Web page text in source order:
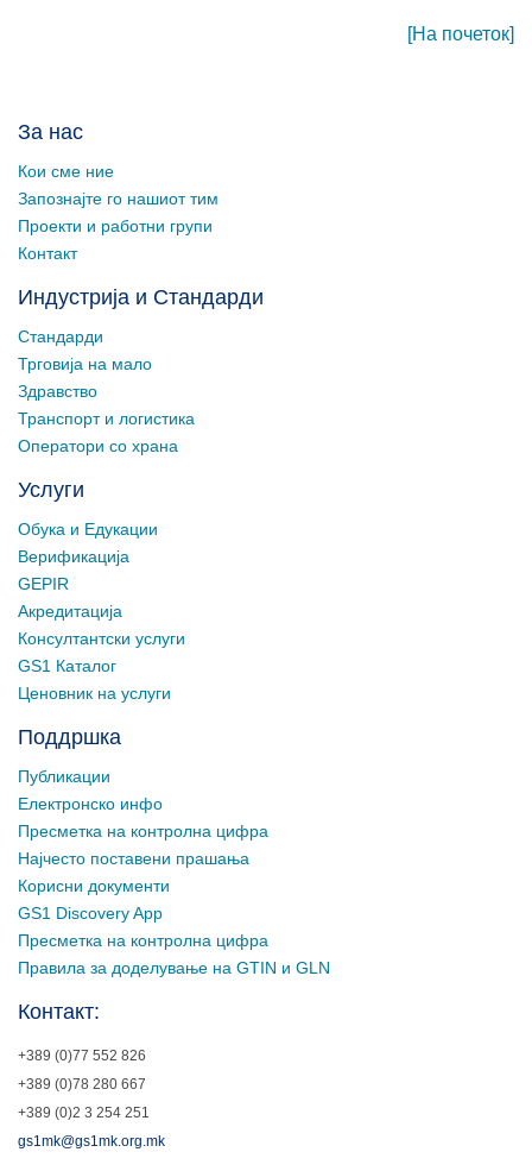
[На почеток]
За нас
Кои сме ние
Запознајте го нашиот тим
Проекти и работни групи
Контакт
Индустрија и Стандарди
Стандарди
Трговија на мало
Здравство
Транспорт и логистика
Оператори со храна
Услуги
Обука и Едукации
Верификација
GEPIR
Акредитација
Консултантски услуги
GS1 Каталог
Ценовник на услуги
Поддршка
Публикации
Електронско инфо
Пресметка на контролна цифра
Најчесто поставени прашања
Корисни документи
GS1 Discovery App
Пресметка на контролна цифра
Правила за доделување на GTIN и GLN
Контакт:
+389 (0)77 552 826
+389 (0)78 280 667
+389 (0)2 3 254 251
gs1mk@gs1mk.org.mk